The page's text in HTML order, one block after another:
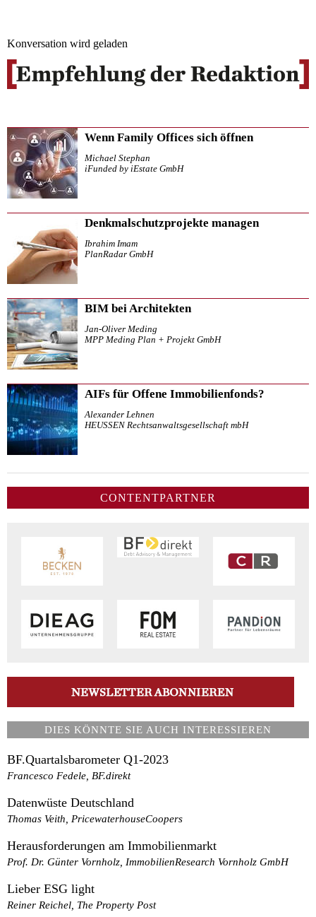
Konversation wird geladen
Wenn Family Offices sich öffnen
Michael Stephan
iFunded by iEstate GmbH
Denkmalschutzprojekte managen
Ibrahim Imam
PlanRadar GmbH
BIM bei Architekten
Jan-Oliver Meding
MPP Meding Plan + Projekt GmbH
AIFs für Offene Immobilienfonds?
Alexander Lehnen
HEUSSEN Rechtsanwaltsgesellschaft mbH
CONTENTPARTNER
DIES KÖNNTE SIE AUCH INTERESSIEREN
BF.Quartalsbarometer Q1-2023
Francesco Fedele, BF.direkt
Datenwüste Deutschland
Thomas Veith, PricewaterhouseCoopers
Herausforderungen am Immobilienmarkt
Prof. Dr. Günter Vornholz, ImmobilienResearch Vornholz GmbH
Lieber ESG light
Reiner Reichel, The Property Post